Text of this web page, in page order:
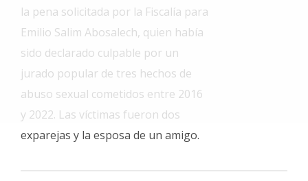
Cartelera
Fotos
Familia
Fúnebres
la pena solicitada por la Fiscalía para
Emilio Salim Abosalech, quien había
sido declarado culpable por un
jurado popular de tres hechos de
abuso sexual cometidos entre 2016
y 2022. Las víctimas fueron dos
exparejas y la esposa de un amigo.